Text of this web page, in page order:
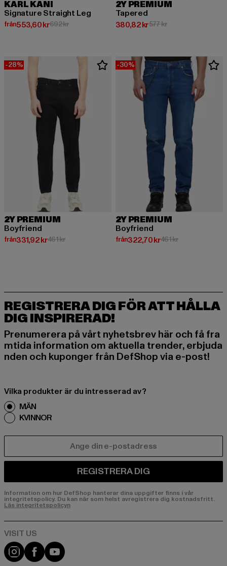
KARL KANI
Signature Straight Leg
från553,60 kr
Nuvarande pris: Från 553,60 kr
692 krKampanjpris: 692 kr
2Y PREMIUM
Tapered
380,82 kr
Nuvarande pris: 380,82 kr
577 krKampanjpris: 577 kr
-28%
2Y PREMIUM
Boyfriend
från331,92 kr
Nuvarande pris: Från 331,92 kr
461 krKampanjpris: 461 kr
-30%
2Y PREMIUM
Boyfriend
från322,70 kr
Nuvarande pris: Från 322,70 kr
461 krKampanjpris:
REGISTRERA DIG FÖR ATT HÅLLA
DIG INSPIRERAD!
Prenumerera på vårt nyhetsbrev här och få fra
mtida information om aktuella trender, erbjuda
nden och kuponger från DefShop via e-post!
Vilka produkter är du intresserad av?
MÄN
KVINNOR
REGISTRERA DIG
Information om hur DefShop hanterar dina uppgifter finns i vår
integritetspolicy. Du kan när som helst avregistrera dig kostnadsfritt.
Läs integritetspolicyn
Visit our Instagram page:
Visit our Facebook page:
Visit our YouTube channel: